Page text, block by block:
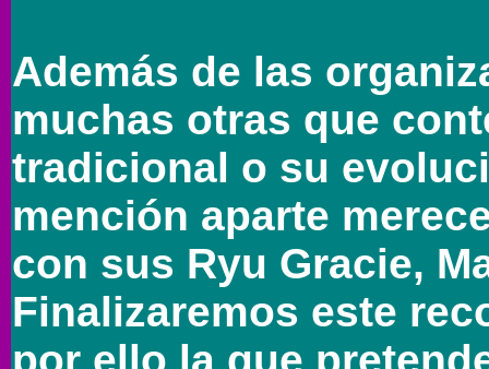
Además de las
muchas otras que
tradicional o su
mención aparte
con sus Ryu Gracie,
Finalizaremos este